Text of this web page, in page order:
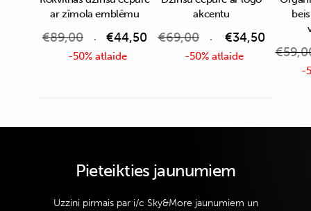
ar zīmola emblēmu
€89,00 €44,50
-50% atlaide
akcentu
€69,00 €34,50
-50% atlaide €
-
Pieteikties jaunumiem
Uzzini pirmais par i/c Sky&More jaunumiem un